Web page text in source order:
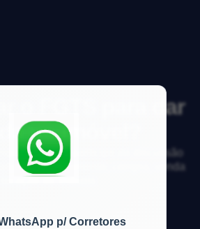
p/ Corretores
o FGTS para dar
no imóvel?
e participe da discussão
financiamento, compra, venda
locação de imóveis